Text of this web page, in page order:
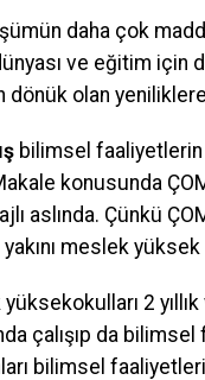
daha çok
ve eğitim için
dönük olan
bilimsel
konusunda
aslında. Çünkü
meslek
2
çalışıp da
bilimsel